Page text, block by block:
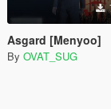
Asgard [Menyoo]
By OVAT_SUG